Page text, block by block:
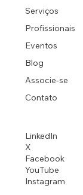
Serviços
Profissionais
Eventos
Blog
Associe-se
Contato
LinkedIn
X
Facebook
YouTube
Instagram